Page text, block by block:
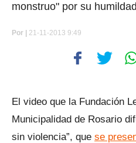
monstruo" por su humildad
Por 21-11-2013 9:49
El video que la Fundación
Municipalidad de Rosario
sin violencia”, que se